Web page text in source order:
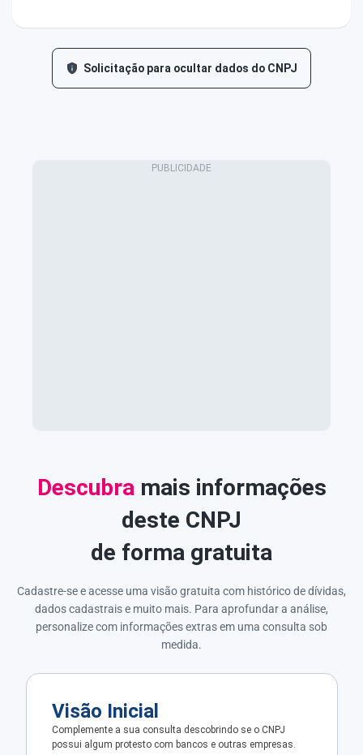
Solicitação para ocultar dados do CNPJ
Descubramais informações
deste CNPJ
de forma gratuita
Cadastre-se e acesse uma visão gratuita com histórico de dívidas,
dados cadastrais e muito mais. Para aprofundar a análise,
personalize com informações extras em uma consulta sob
medida.
Visão Inicial
Complemente a sua consulta descobrindo se o CNPJ
possui algum protesto com bancos e outras empresas.